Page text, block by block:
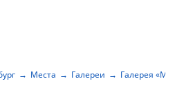
Места Галереи Галерея